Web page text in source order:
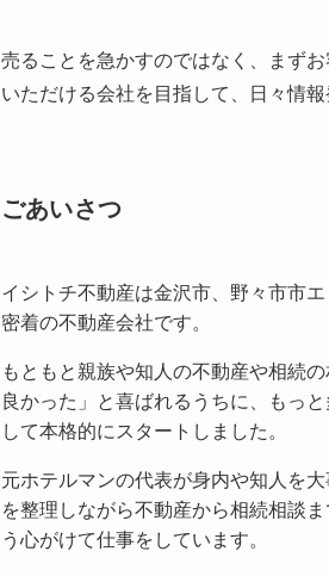
売ることを急かすのではなく、まず
いただける会社を目指して、日々情報
ごあいさつ
イシトチ不動産は金沢市、野々市市
密着の不動産会社です。
もともと親族や知人の不動産や相続
良かった」と喜ばれるうちに、もっ
して本格的にスタートしました。
元ホテルマンの代表が身内や知人を
を整理しながら不動産から相続相談
う心がけて仕事をしています。